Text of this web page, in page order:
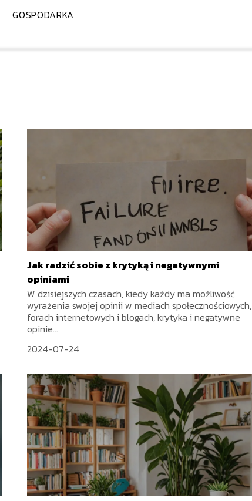
GOSPODARKA
Jak radzić sobie z krytyką i negatywnymi
opiniami
W dzisiejszych czasach, kiedy każdy ma możliwość
wyrażenia swojej opinii w mediach społecznościowych,
forach internetowych i blogach, krytyka i negatywne
opinie...
2024-07-24